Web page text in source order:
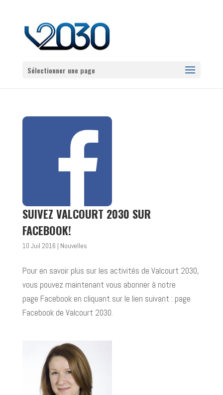
Sélectionner une page
SUIVEZ VALCOURT 2030 SUR
FACEBOOK!
10 Juil 2016 | Nouvelles
Pour en savoir plus sur les activités de Valcourt 2030,
vous pouvez maintenant vous abonner à notre
page Facebook en cliquant sur le lien suivant : page
Facebook de Valcourt 2030.